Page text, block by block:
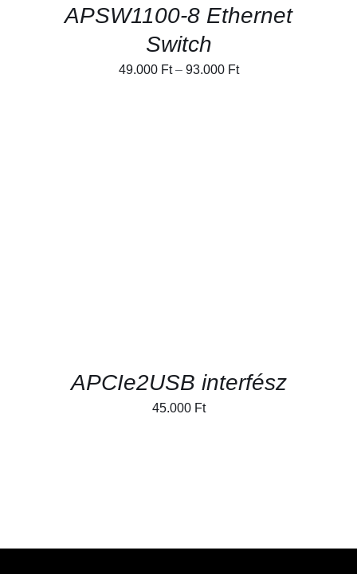
APSW1100-8 Ethernet
Switch
49.000 Ft– 93.000 Ft
APCIe2USB interfész
45.000 Ft